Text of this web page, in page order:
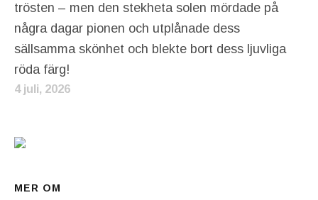
trösten – men den stekheta solen mördade på
några dagar pionen och utplånade dess
sällsamma skönhet och blekte bort dess ljuvliga
röda färg!
4 juli, 2026
MER OM